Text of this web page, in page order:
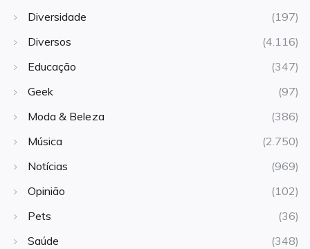
Diversidade
(197)
Diversos
(4.116)
Educação
(347)
Geek
(97)
Moda & Beleza
(386)
Música
(2.750)
Notícias
(969)
Opinião
(102)
Pets
(36)
Saúde
(348)